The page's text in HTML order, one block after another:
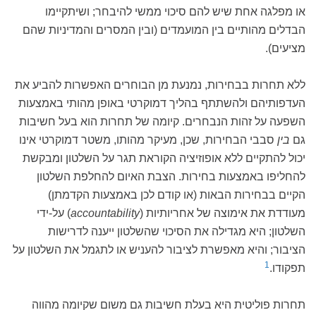
או מפלגה אחת שיש להם סיכוי ממשי להיבחר; ושיתקיימו
הבדלים מהותיים בין המועמדים (ובין המסרים והמדיניות שהם
מציעים).
ללא תחרות בבחירות, נמנעת מן הבוחרים האפשרות להביע את
העדפותיהם ולהשתתף בהליך דמוקרטי באופן מהותי באמצעות
השפעה על זהות הנבחרים. קיומה של תחרות הוא בעל חשיבות
גם בין סבבי הבחירות, שכן, מעיקר מהותו, משטר דמוקרטי אינו
יכול להתקיים ללא אופוזיציה הקוראת תגר על השלטון ומבקשת
להחליפו באמצעות בחירות. הצבת האיום להחלפת השלטון
הקיים בבחירות הבאות (או קודם לכן באמצעות הקדמתן)
מעודדת את אימוצה של אחריותיות (accountability) על-ידי
השלטון; היא מגדילה את הסיכוי שהשלטון ייענה לדרישות
הציבור; והיא מאפשרת לציבור להעניש או לתגמל את השלטון על
תפקודו. 1
תחרות פוליטית היא בעלת חשיבות גם משום שקיומה מהווה